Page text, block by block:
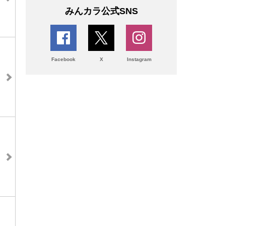
みんカラ公式SNS
Facebook X Instagram